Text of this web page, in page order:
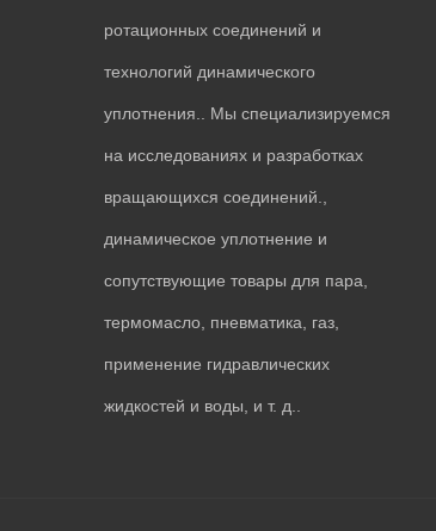
ротационных соединений и
технологий динамического
уплотнения.. Мы специализируемся
на исследованиях и разработках
вращающихся соединений.,
динамическое уплотнение и
сопутствующие товары для пара,
термомасло, пневматика, газ,
применение гидравлических
жидкостей и воды, и т. д..